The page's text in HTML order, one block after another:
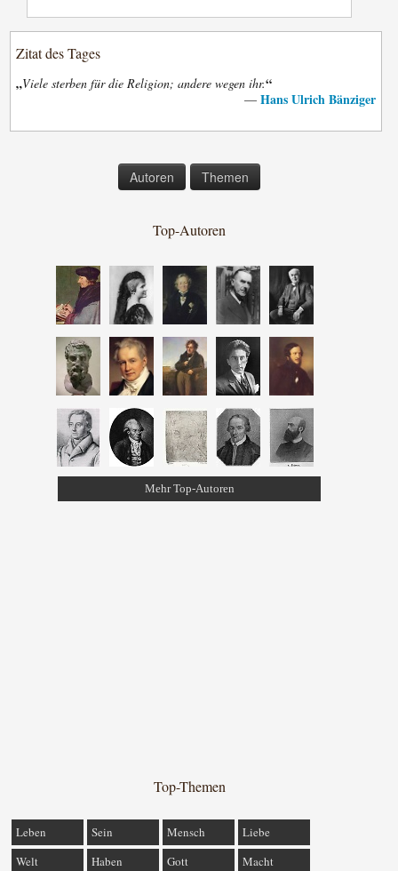
Zitat des Tages
„Viele sterben für die Religion; andere wegen ihr.“
— Hans Ulrich Bänziger
Autoren Themen
Top-Autoren
Mehr Top-Autoren
Top-Themen
Leben Sein Mensch
Liebe
Welt
Haben Gott Macht